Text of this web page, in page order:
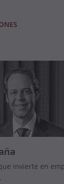
invierte en